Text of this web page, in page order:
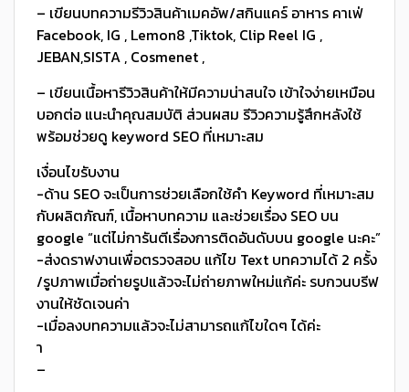
– เขียนบทความรีวิวสินค้าเมคอัพ/สกินแคร์ อาหาร คาเฟ่
Facebook, IG , Lemon8 ,Tiktok, Clip Reel IG ,
JEBAN,SISTA , Cosmenet ,
– เขียนเนื้อหารีวิวสินค้าให้มีความน่าสนใจ เข้าใจง่ายเหมือน
บอกต่อ แนะนำคุณสมบัติ ส่วนผสม รีวิวความรู้สึกหลังใช้
พร้อมช่วยดู keyword SEO ที่เหมาะสม
เงื่อนไขรับงาน
-ด้าน SEO จะเป็นการช่วยเลือกใช้คำ Keyword ที่เหมาะสม
กับผลิตภัณฑ์, เนื้อหาบทความ และช่วยเรื่อง SEO บน
google “แต่ไม่การันตีเรื่องการติดอันดับบน google นะคะ”
-ส่งดราฟงานเพื่อตรวจสอบ แก้ไข Text บทความได้ 2 ครั้ง
/รูปภาพเมื่อถ่ายรูปแล้วจะไม่ถ่ายภาพใหม่แก้ค่ะ รบกวนบรีฟ
งานให้ชัดเจนค่า
-เมื่อลงบทความแล้วจะไม่สามารถแก้ไขใดๆ ได้ค่ะ
า
–